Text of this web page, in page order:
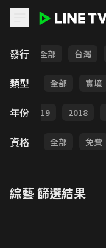
發行 全部 台灣
類型 全部 實境
年份 2019 2018
資格 全部 免費
綜藝篩選結果